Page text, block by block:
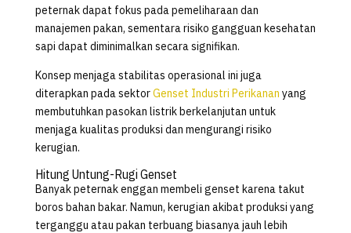
peternak dapat fokus pada pemeliharaan dan
manajemen pakan, sementara risiko gangguan kesehatan
sapi dapat diminimalkan secara signifikan.
Konsep menjaga stabilitas operasional ini juga
diterapkan pada sektorGenset Industri Perikanan yang
membutuhkan pasokan listrik berkelanjutan untuk
menjaga kualitas produksi dan mengurangi risiko
kerugian.
Hitung Untung-Rugi Genset
Banyak peternak enggan membeli genset karena takut
boros bahan bakar. Namun, kerugian akibat produksi yang
terganggu atau pakan terbuang biasanya jauh lebih